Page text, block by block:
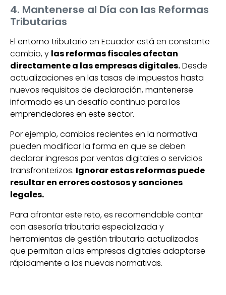
4. Mantenerse al Día con las Reformas
Tributarias
El entorno tributario en Ecuador está en constante
cambio, y las reformas fiscales afectan
directamente a las empresas digitales.Desde
actualizaciones en las tasas de impuestos hasta
nuevos requisitos de declaración, mantenerse
informado es un desafío continuo para los
emprendedores en este sector.
Por ejemplo, cambios recientes en la normativa
pueden modificar la forma en que se deben
declarar ingresos por ventas digitales o servicios
transfronterizos. Ignorar estas reformas puede
resultar en errores costosos y sanciones
legales.
Para afrontar este reto, es recomendable contar
con asesoría tributaria especializada y
herramientas de gestión tributaria actualizadas
que permitan a las empresas digitales adaptarse
rápidamente a las nuevas normativas.